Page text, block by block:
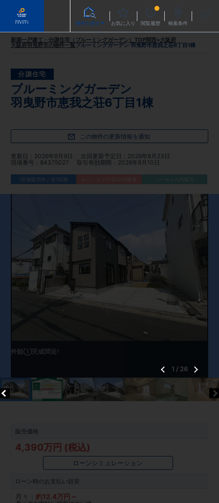
物件を探す お気に入り 閲覧履歴 検索条件
新築一戸建て・分譲住宅（ブルーミングガーデン）TOP関西>大阪府
大阪府羽曳野市の物件一覧ブルーミングガーデン 羽曳野市恵我之荘6丁目1棟
分譲住宅
ブルーミングガーデン
羽曳野市恵我之荘6丁目1棟
この物件の更新情報を通知
更新日 2026年8月9日 次回更新予定日
2026年8月23日
現場番号
84375027 取引有効期限 2026年8月10日
1区画販売中／全1区画 バーチャル内覧可
販売価格
4,390万円 (税込)
ローンシミュレーション
ローン時のお支払い目安
月々：約12.4万円～
外観①完成間近!
1 / 26